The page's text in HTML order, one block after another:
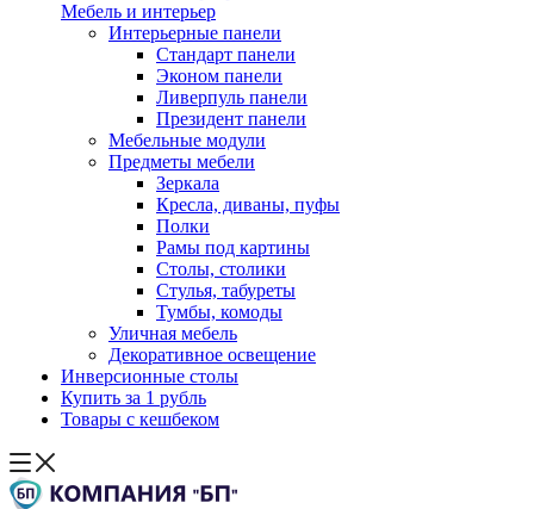
Мебель и интерьер
Интерьерные панели
Стандарт панели
Эконом панели
Ливерпуль панели
Президент панели
Мебельные модули
Предметы мебели
Зеркала
Кресла, диваны, пуфы
Полки
Рамы под картины
Столы, столики
Стулья, табуреты
Тумбы, комоды
Уличная мебель
Декоративное освещение
Инверсионные столы
Купить за 1 рубль
Товары с кешбеком